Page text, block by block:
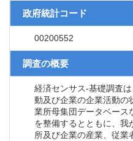
政府統計コード
00200552
調査の概要
経済センサス‐基礎調査
動及び企業の企業活動の
業所母集団データベース
を整備するとともに、我
所及び企業の産業、従業